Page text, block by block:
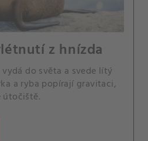
z hnízda
do světa a svede lítý
a ryba popírají gravitaci,
útočiště.